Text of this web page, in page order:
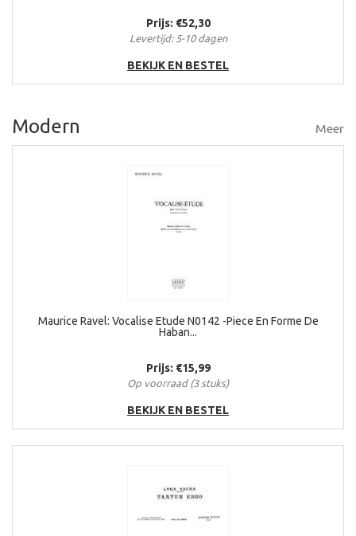
Prijs: €52,30
Levertijd: 5-10 dagen
BEKIJK EN BESTEL
Meer
Modern
Maurice Ravel: Vocalise Etude N0142 -Piece En Forme De
Haban...
Prijs: €15,99
Op voorraad (3 stuks)
BEKIJK EN BESTEL